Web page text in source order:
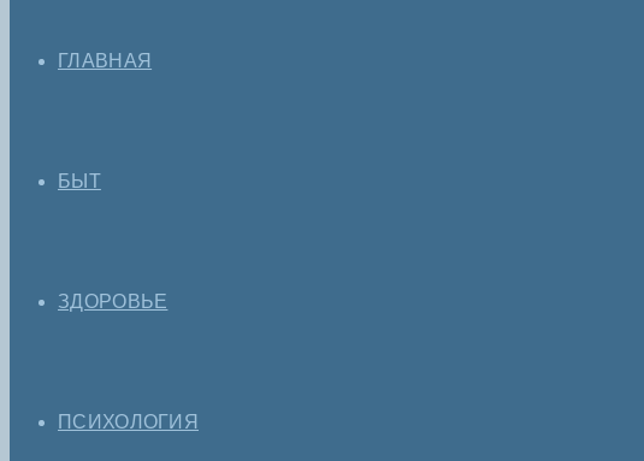
ГЛАВНАЯ
БЫТ
ЗДОРОВЬЕ
ПСИХОЛОГИЯ